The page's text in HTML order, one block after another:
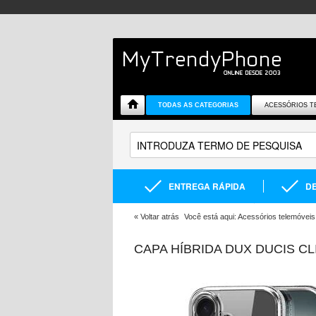
TODAS AS CATEGORIAS ACESSÓRIOS
ENTREGA RÁPIDA
« Voltar atrás Você está aqui: Acessórios telemóveis
CAPA HÍBRIDA DUX DUCIS